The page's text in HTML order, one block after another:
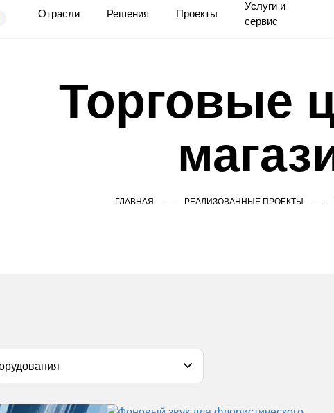
Отрасли Решения Проекты
Услуги и
сервис
Торговые
ГЛАВНАЯ РЕАЛИЗОВАННЫЕ ПРОЕКТЫ